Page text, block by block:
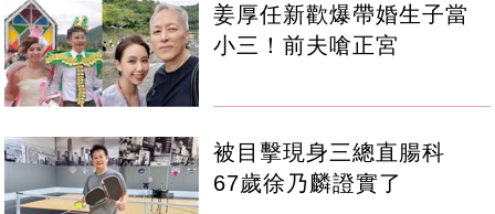
姜厚任新歡爆帶婚生子當
小三！前夫嗆正宮
被目擊現身三總直腸科
67歲徐乃麟證實了